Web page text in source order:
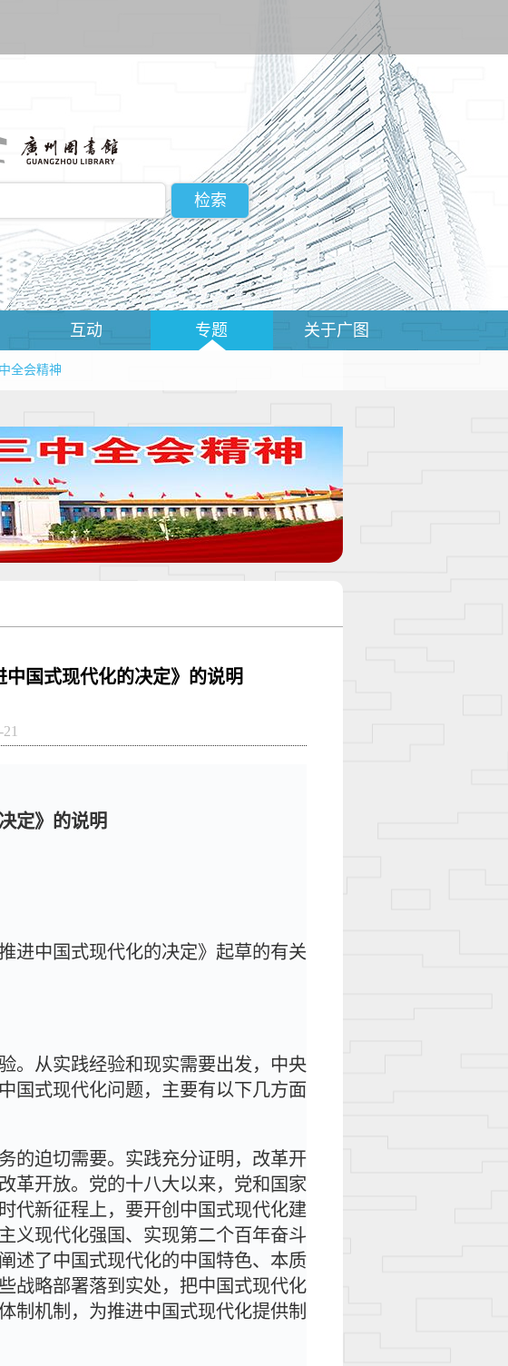
互动 专题 关于广图
全会精神
国式现代化的决定》的说明
定》的说明
进中国式现代化的决定》起草的有关
。从实践经验和现实需要出发，中央
国式现代化问题，主要有以下几方面
的迫切需要。实践充分证明，改革开
革开放。党的十八大以来，党和国家
代新征程上，要开创中国式现代化建
义现代化强国、实现第二个百年奋斗
述了中国式现代化的中国特色、本质
战略部署落到实处，把中国式现代化
制机制，为推进中国式现代化提供制